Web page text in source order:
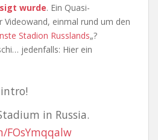
wurde. Ein Quasi-
Videowand, einmal rund um den
Stadion Russlands„?
jedenfalls: Hier ein
in Russia.